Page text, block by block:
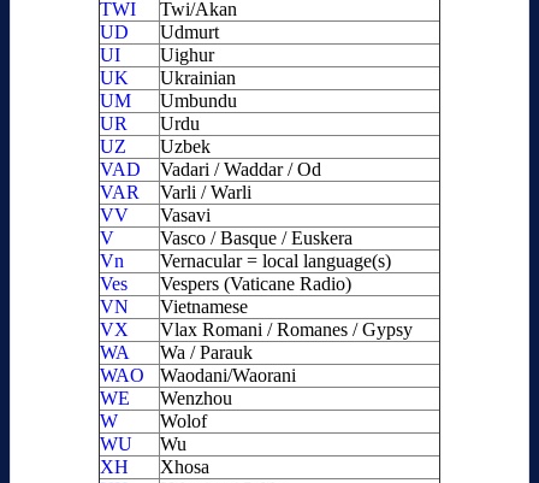
TWI
Twi/Akan
UD
Udmurt
UI
Uighur
UK
Ukrainian
UM
Umbundu
UR
Urdu
UZ
Uzbek
VAD
Vadari / Waddar / Od
VAR
Varli / Warli
VV
Vasavi
V
Vasco / Basque / Euskera
Vn
Vernacular = local language(s)
Ves
Vespers (Vaticane Radio)
VN
Vietnamese
VX
Vlax Romani / Romanes / Gypsy
WA
Wa / Parauk
WAO
Waodani/Waorani
WE
Wenzhou
W
Wolof
WU
Wu
XH
Xhosa